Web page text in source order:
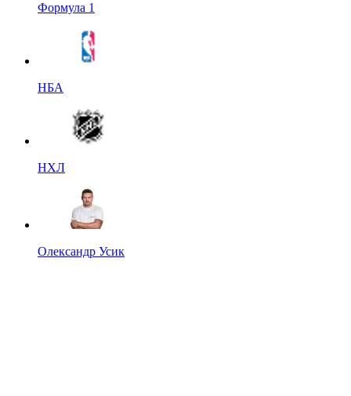
Формула 1
НБА
НХЛ
Олександр Усик